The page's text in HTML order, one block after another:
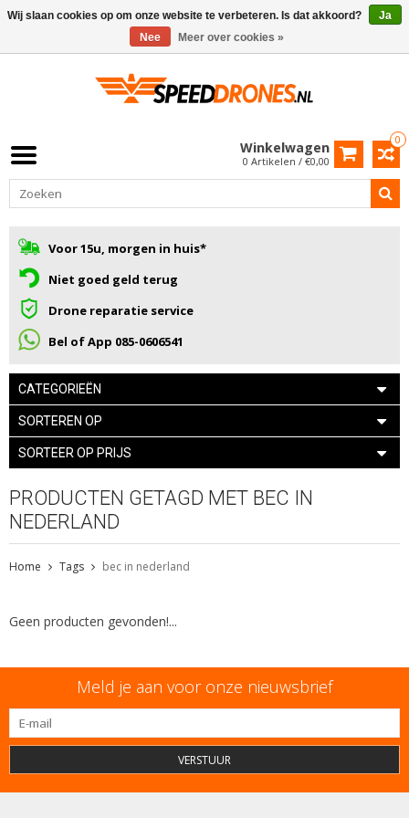
0
Winkelwagen
0 Artikelen / €0,00
Voor 15u, morgen in huis*
Niet goed geld terug
Drone reparatie service
Bel of App 085-0606541
CATEGORIEËN
SORTEREN OP
SORTEER OP PRIJS
PRODUCTEN GETAGD MET BEC IN
NEDERLAND
Home Tags bec in nederland
Geen producten gevonden!...
Meld je aan voor onze nieuwsbrief
VERSTUUR
Wij slaan cookies op om onze website te verbeteren. Is dat akkoord?
Ja
Nee
Meer over cookies »